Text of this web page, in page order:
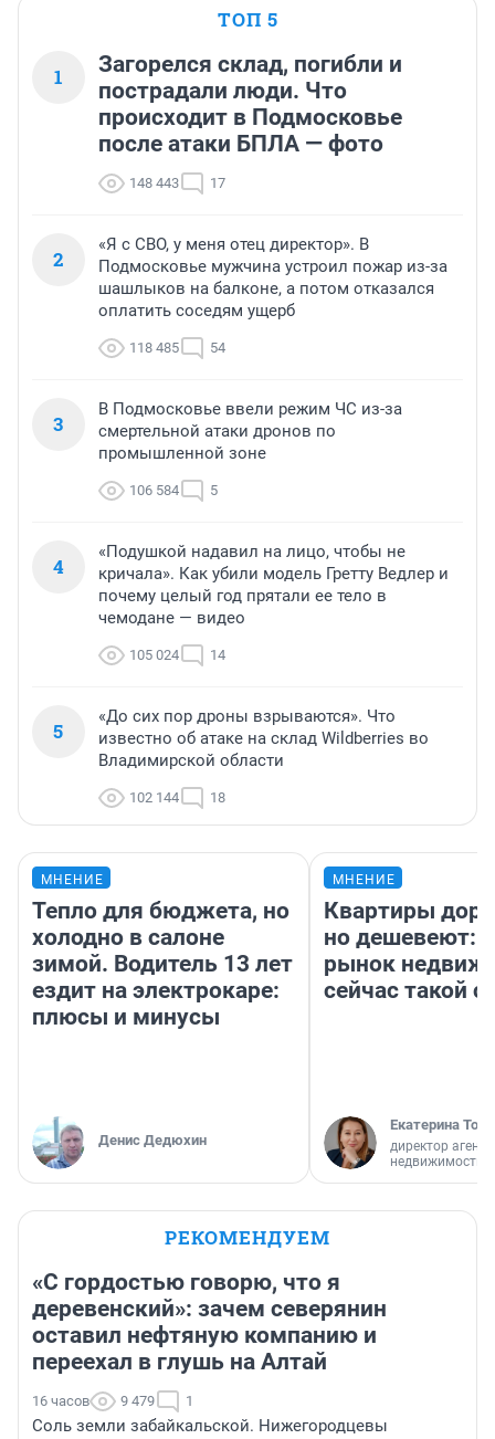
ТОП 5
1
Загорелся склад, погибли и
пострадали люди. Что
происходит в Подмосковье
после атаки БПЛА — фото
148 443 17
2
«Я с СВО, у меня отец директор». В
Подмосковье мужчина устроил пожар из-за
шашлыков на балконе, а потом отказался
оплатить соседям ущерб
118 485 54
3
В Подмосковье ввели режим ЧС из-за
смертельной атаки дронов по
промышленной зоне
106 584 5
4
«Подушкой надавил на лицо, чтобы не
кричала». Как убили модель Гретту Ведлер и
почему целый год прятали ее тело в
чемодане — видео
105 024 14
5
«До сих пор дроны взрываются». Что
известно об атаке на склад Wildberries во
Владимирской области
102 144 18
МНЕНИЕ
Тепло для бюджета, но
холодно в салоне
зимой. Водитель 13 лет
ездит на электрокаре:
плюсы и минусы
Денис Дедюхин
МНЕНИЕ
Квартиры
но дешевеют:
рынок
сейчас такой
Екатерина
директор
недвижимости
РЕКОМЕНДУЕМ
«С гордостью говорю, что я
деревенский»: зачем северянин
оставил нефтяную компанию и
переехал в глушь на Алтай
16 часов 9 479 1
Соль земли забайкальской. Нижегородцевы